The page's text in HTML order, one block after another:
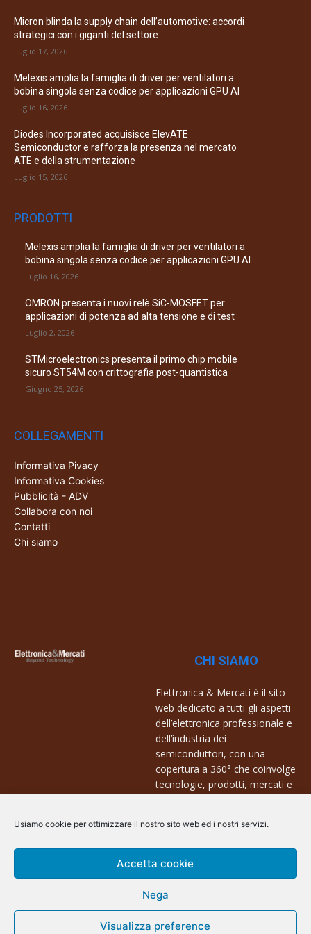
Usiamo cookie per ottimizzare il nostro sito web ed i nostri servizi.
Accetta cookie
Nega
Visualizza preference
Micron blinda la supply chain dell’automotive: accordi
strategici con i giganti del settore
Luglio 17, 2026
Melexis amplia la famiglia di driver per ventilatori a
bobina singola senza codice per applicazioni GPU AI
Luglio 16, 2026
Diodes Incorporated acquisisce ElevATE
Semiconductor e rafforza la presenza nel mercato
ATE e della strumentazione
Luglio 15, 2026
PRODOTTI
Melexis amplia la famiglia di driver per ventilatori a
bobina singola senza codice per applicazioni GPU AI
Luglio 16, 2026
OMRON presenta i nuovi relè SiC-MOSFET per
applicazioni di potenza ad alta tensione e di test
Luglio 2, 2026
STMicroelectronics presenta il primo chip mobile
sicuro ST54M con crittografia post-quantistica
Giugno 25, 2026
COLLEGAMENTI
Informativa Pivacy
Informativa Cookies
Pubblicità - ADV
Collabora con noi
Contatti
Chi siamo
CHI SIAMO
Elettronica & Mercati è il sito
web dedicato a tutti gli aspetti
dell’elettronica professionale e
dell’industria dei
semiconduttori, con una
copertura a 360° che coinvolge
tecnologie, prodotti, mercati e
Contatti:
info@arscommunication.it
@ArsCommunication 2023